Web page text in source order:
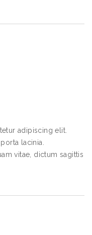
adipiscing elit.
lacinia.
vitae, dictum sagittis